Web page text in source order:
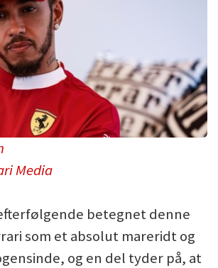
Media
betegnet denne
som et absolut mareridt og
og en del tyder på, at